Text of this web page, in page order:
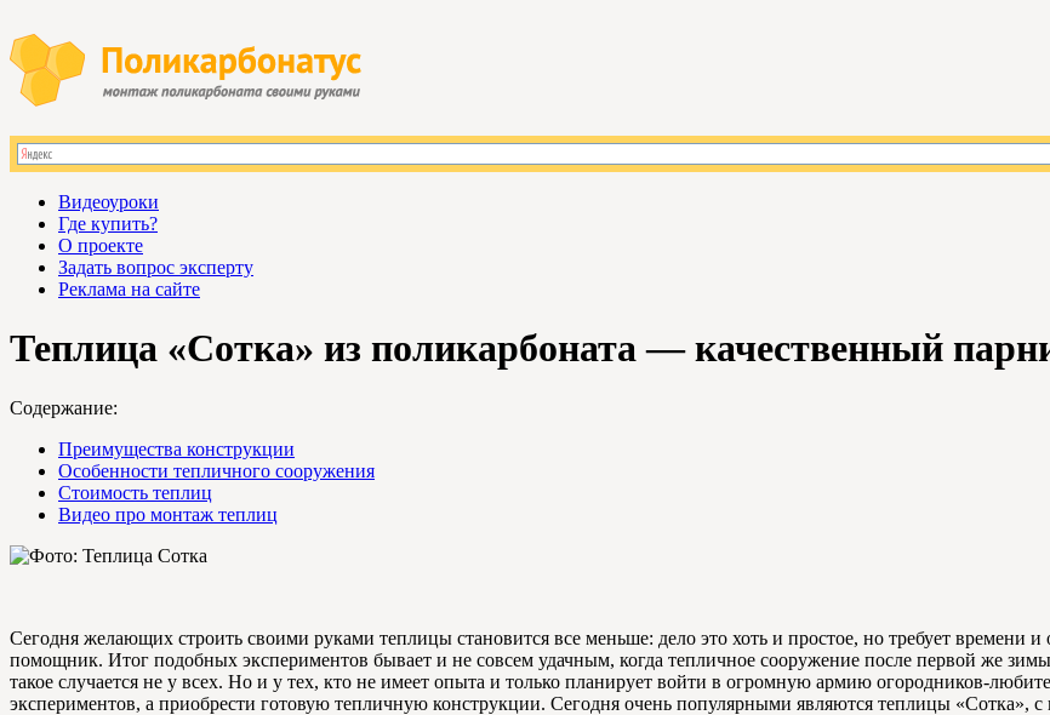
Видеоуроки
Где купить?
О проекте
Задать вопрос эксперту
Реклама на сайте
Теплица «Сотка» из поликарбоната — качественный
Содержание:
Преимущества конструкции
Особенности тепличного сооружения
Стоимость теплиц
Видео про монтаж теплиц
Сегодня желающих строить своими руками теплицы становится все меньше: дело это хоть и простое, но требует времени
помощник. Итог подобных экспериментов бывает и не совсем удачным, когда тепличное сооружение после первой же
такое случается не у всех. Но и у тех, кто не имеет опыта и только планирует войти в огромную армию огородников-
экспериментов, а приобрести готовую тепличную конструкции. Сегодня очень популярными являются теплицы «Сотка»,